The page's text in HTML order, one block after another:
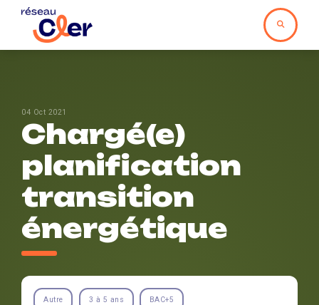
04 Oct 2021
Chargé(e)
planification
transition
énergétique
Autre 3 à 5 ans BAC+5